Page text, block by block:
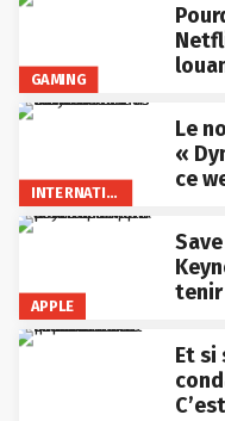
GAMING
INTERNATIONAL
Le
«
ce
APPLE
tenir
Et si